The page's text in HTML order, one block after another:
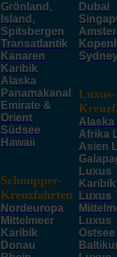
Grönland,
Island,
Spitsbergen
Transatlantik
Kanaren
Karibik
Alaska
Panamakanal
Emirate &
Orient
Südsee
Hawaii
Schnupper-
Kreuzfahrten
Nordeuropa
Mittelmeer
Karibik
Donau
Dubai
Luxus-
Afrika
Asien
Luxus
Karibik
Luxus
Luxus
Ostsee